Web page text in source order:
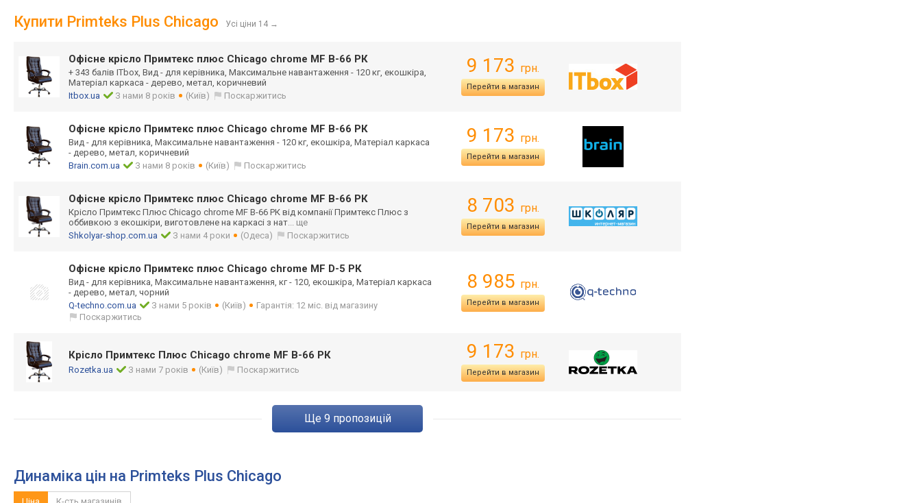
Купити Primteks Plus Chicago Усі ціни 14 →
Офісне крісло Примтекс плюс Chicago chrome MF B-66 РК
+ 343 балів ITbox, Вид - для керівника, Максимальне навантаження - 120 кг, екошкіра,
Матеріал каркаса - дерево, метал, коричневий
Itbox.ua
З нами 8 років (Київ) Поскаржитись
9 173 грн.
Перейти в магазин
Офісне крісло Примтекс плюс Chicago chrome MF B-66 РК
Вид - для керівника, Максимальне навантаження - 120 кг, екошкіра, Матеріал каркаса
- дерево, метал, коричневий
Brain.com.ua
З нами 8 років (Київ) Поскаржитись
9 173 грн.
Перейти в магазин
Офісне крісло Примтекс плюс Chicago chrome MF B-66 РК
Крісло Примтекс Плюс Chicago chrome MF B-66 РК від компанії Примтекс Плюс з
оббивкою з екошкіри, виготовлене на каркасі з нат... ще
Shkolyar-shop.com.ua
З нами 4 роки (Одеса) Поскаржитись
8 703 грн.
Перейти в магазин
Офісне крісло Примтекс плюс Chicago chrome MF D-5 РК
Вид - для керівника, Максимальне навантаження, кг - 120, екошкіра, Матеріал каркаса
- дерево, метал, чорний
Q-techno.com.ua
З нами 5 років (Київ)
Гарантія: 12 міс. від магазину
Поскаржитись
8 985 грн.
Перейти в магазин
Крісло Примтекс Плюс Chicago chrome MF B-66 РК
Rozetka.ua З нами 7 років (Київ) Поскаржитись
9 173 грн.
Перейти в магазин
ще 9пропозицій
Динаміка цін на Primteks Plus Chicago